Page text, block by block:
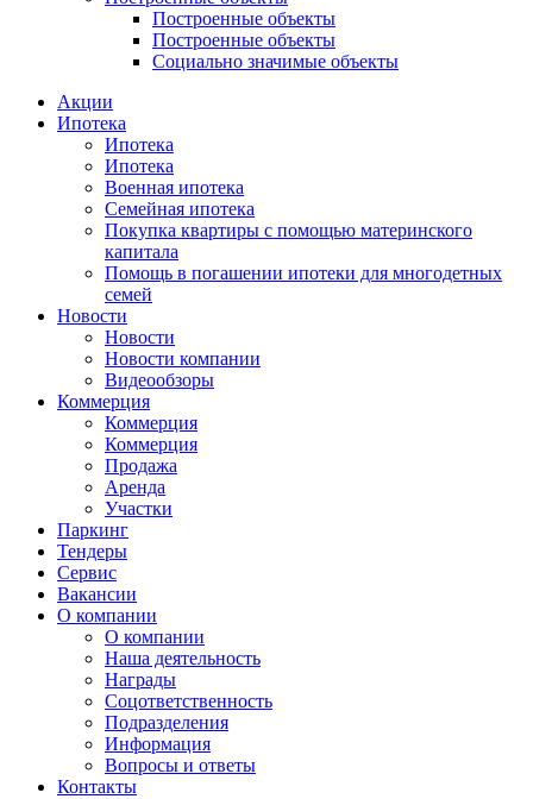
Построенные объекты
Построенные объекты
Социально значимые объекты
Акции
Ипотека
Ипотека
Ипотека
Военная ипотека
Семейная ипотека
Покупка квартиры с помощью материнского
капитала
Помощь в погашении ипотеки для многодетных
семей
Новости
Новости
Новости компании
Видеообзоры
Коммерция
Коммерция
Коммерция
Продажа
Аренда
Участки
Паркинг
Тендеры
Сервис
Вакансии
О компании
О компании
Наша деятельность
Награды
Соцответственность
Подразделения
Информация
Вопросы и ответы
Контакты